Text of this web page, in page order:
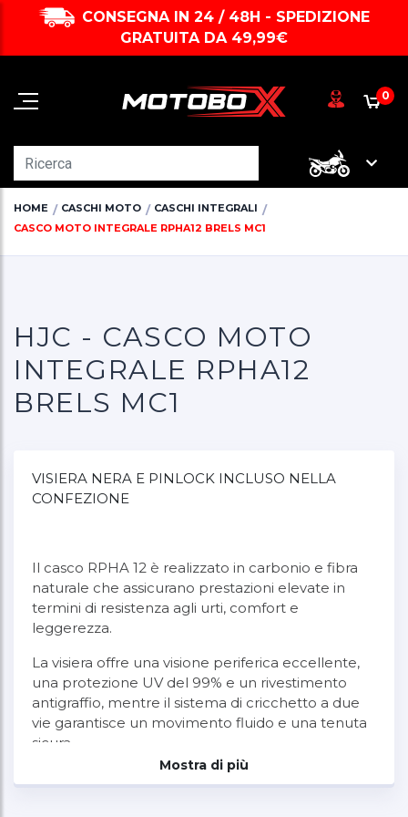
CONSEGNA IN 24 / 48H - SPEDIZIONE
GRATUITA DA 49,99€
0
HOME CASCHI MOTO
CASCHI INTEGRALI
CASCO MOTO INTEGRALE RPHA12 BRELS MC1
HJC - CASCO MOTO
INTEGRALE RPHA12
BRELS MC1
VISIERA NERA E PINLOCK INCLUSO NELLA
CONFEZIONE
Il casco RPHA 12 è realizzato in carbonio e fibra
naturale che assicurano prestazioni elevate in
termini di resistenza agli urti, comfort e
leggerezza.
La visiera offre una visione periferica eccellente,
una protezione UV del 99% e un rivestimento
antigraffio, mentre il sistema di cricchetto a due
vie garantisce un movimento fluido e una tenuta
sicura.
Grazie alla struttura della calotta aerodinamica
Mostra di più